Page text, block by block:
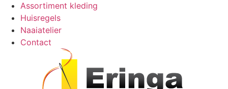
Assortiment kleding
Huisregels
Naaiatelier
Contact